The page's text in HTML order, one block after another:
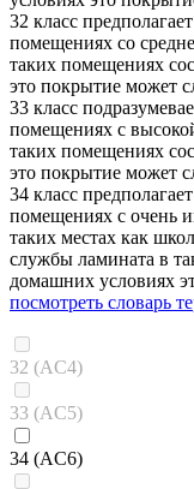
32 класс
помещениях со
таких помещениях
это покрытие может
33 класс
помещениях с
таких помещениях
это покрытие может
34 класс
помещениях с очень
таких местах как
службы ламината в
домашних условиях
посмотреть словарь
32 (AC4)
33 (AC5)
34 (AC6)